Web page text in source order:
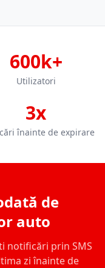
600k+
Utilizatori
3x
înainte de expirare
de
auto
notificări prin SMS
zi înainte de